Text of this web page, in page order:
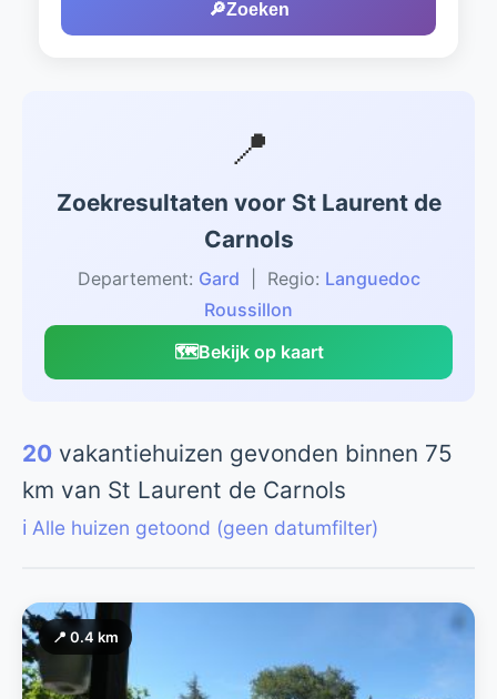
🔎Zoeken
📍
Zoekresultaten voor St Laurent de
Carnols
Departement: Gard | Regio: Languedoc
Roussillon
🗺️Bekijk op kaart
20 vakantiehuizen gevonden binnen 75
km van St Laurent de Carnols
ℹ️ Alle huizen getoond (geen datumfilter)
📍 0.4 km